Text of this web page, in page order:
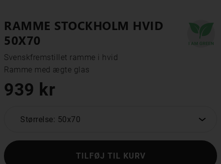
RAMME STOCKHOLM HVID
50X70
Svenskfremstillet ramme i hvid
Ramme med ægte glas
939 kr
Størrelse: 50x70
TILFØJ TIL KURV